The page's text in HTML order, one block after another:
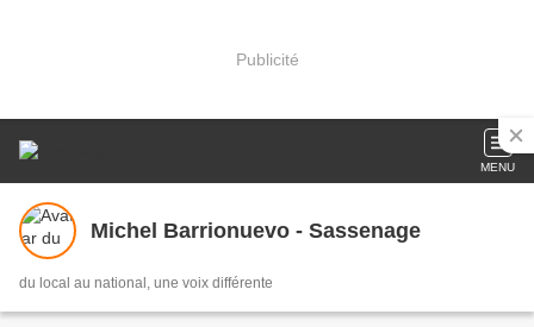
Publicité
MENU
Michel Barrionuevo - Sassenage
du local au national, une voix différente